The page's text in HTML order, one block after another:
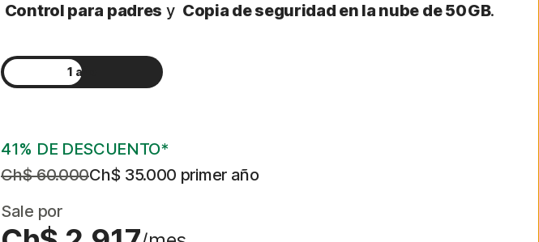
Control para padres y Copia de seguridad en la nube de 50 GB.
1 año
41% DE DESCUENTO*
Ch$ 60.000Ch$ 35.000 primer año
Sale por